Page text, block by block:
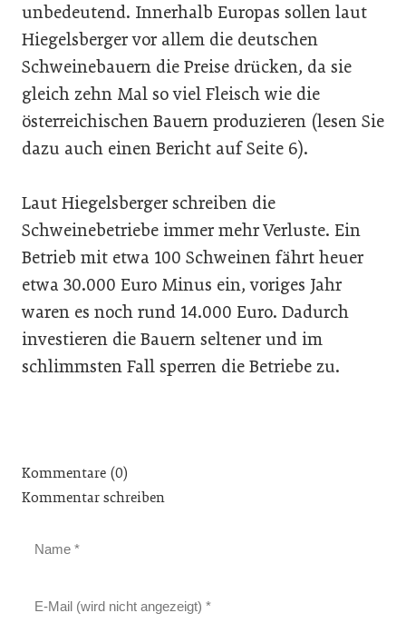
unbedeutend. Innerhalb Europas sollen laut
Hiegelsberger vor allem die deutschen
Schweinebauern die Preise drücken, da sie
gleich zehn Mal so viel Fleisch wie die
österreichischen Bauern produzieren (lesen Sie
dazu auch einen Bericht auf Seite 6).
Laut Hiegelsberger schreiben die
Schweinebetriebe immer mehr Verluste. Ein
Betrieb mit etwa 100 Schweinen fährt heuer
etwa 30.000 Euro Minus ein, voriges Jahr
waren es noch rund 14.000 Euro. Dadurch
investieren die Bauern seltener und im
schlimmsten Fall sperren die Betriebe zu.
Kommentare (0)
Kommentar schreiben